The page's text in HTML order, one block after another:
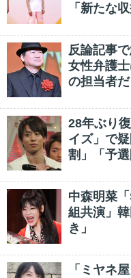
「新たな
反論記事
女性弁護
の担当者
28年ぶり
イズ」で
割」「予選
中森明菜
組共演」
き」
「ミヤネ